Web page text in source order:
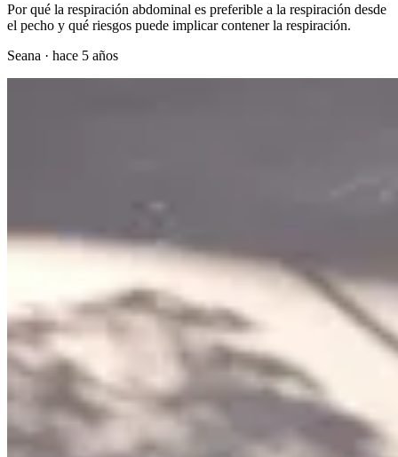
Por qué la respiración abdominal es preferible a la respiración desde
el pecho y qué riesgos puede implicar contener la respiración.
Seana · hace 5 años